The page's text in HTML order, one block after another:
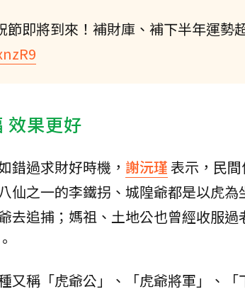
即將到來！補財庫、補下半年運勢
效果更好
錯過求財好時機， 謝沅瑾表示，民
仙之一的李鐵拐、城隍爺都是以虎
去追捕；媽祖、土地公也曾經收服
又稱「虎爺公」、「虎爺將軍」、